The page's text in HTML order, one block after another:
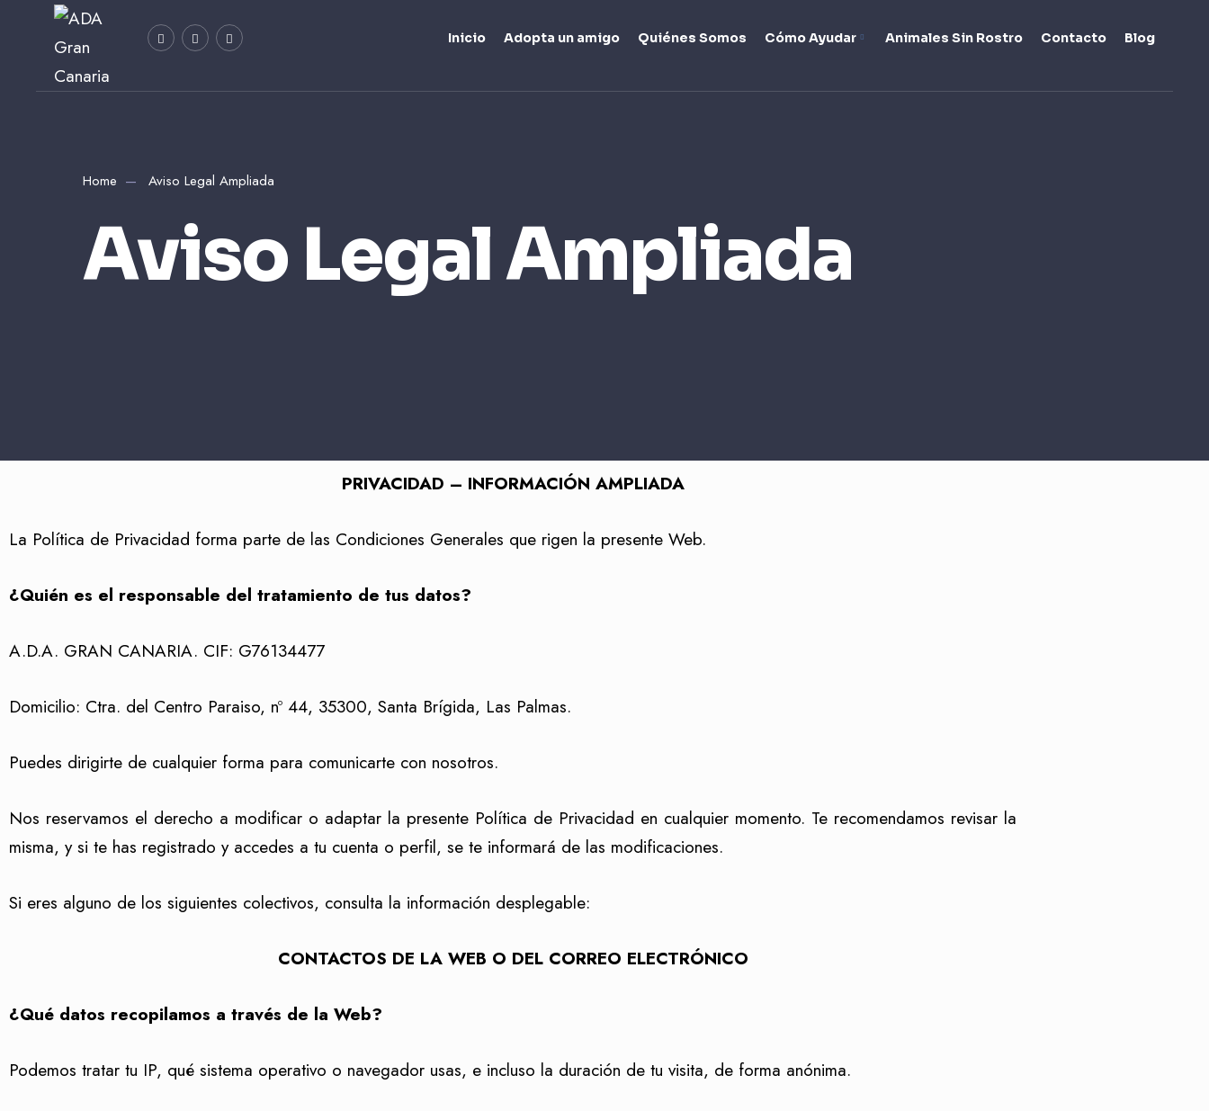
Inicio Adopta un amigo Quiénes Somos Cómo Ayudar Animales Sin Rostro Contacto Blog
Home Aviso Legal Ampliada
Aviso Legal Ampliada
PRIVACIDAD – INFORMACIÓN AMPLIADA
La Política de Privacidad forma parte de las Condiciones Generales que rigen la presente Web.
¿Quién es el responsable del tratamiento de tus datos?
A.D.A. GRAN CANARIA. CIF: G76134477
Domicilio: Ctra. del Centro Paraiso, nº 44, 35300, Santa Brígida, Las Palmas.
Puedes dirigirte de cualquier forma para comunicarte con nosotros.
Nos reservamos el derecho a modificar o adaptar la presente Política de Privacidad en cualquier momento. Te recomendamos revisar la
misma, y si te has registrado y accedes a tu cuenta o perfil, se te informará de las modificaciones.
Si eres alguno de los siguientes colectivos, consulta la información desplegable:
CONTACTOS DE LA WEB O DEL CORREO ELECTRÓNICO
¿Qué datos recopilamos a través de la Web?
Podemos tratar tu IP, qué sistema operativo o navegador usas, e incluso la duración de tu visita, de forma anónima.